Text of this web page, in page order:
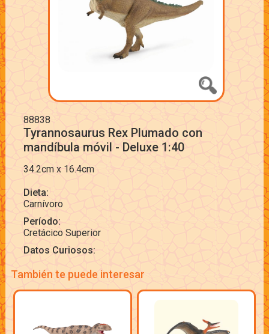
88838
Tyrannosaurus Rex Plumado con
mandíbula móvil - Deluxe 1:40
34.2cm x 16.4cm
Dieta:
Carnívoro
Período:
Cretácico Superior
Datos Curiosos:
También te puede interesar